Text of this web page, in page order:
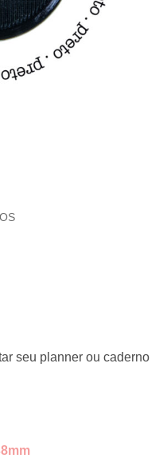
seu planner ou caderno